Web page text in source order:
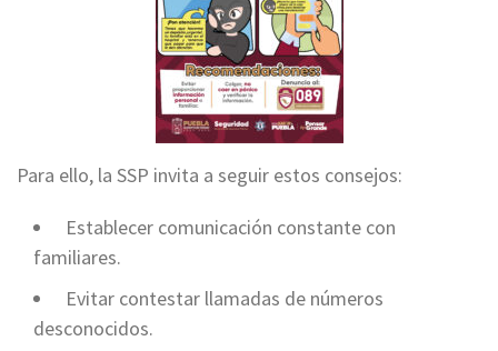
Para ello, la SSP invita a seguir estos consejos:
⁠ ⁠Establecer comunicación constante con
familiares.
⁠ ⁠Evitar contestar llamadas de números
desconocidos.